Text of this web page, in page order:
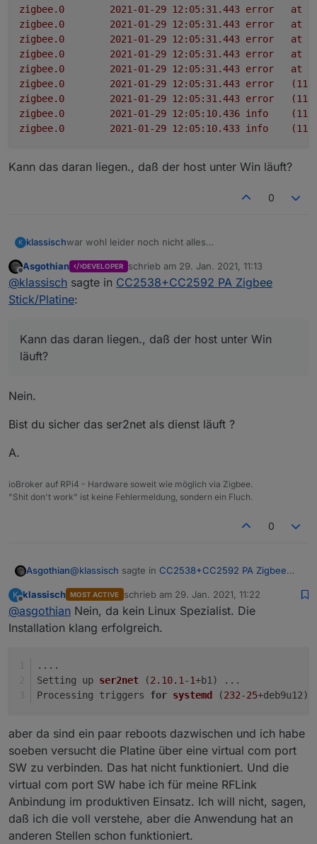
zigbee.0
error at
zigbee.0
error at
zigbee.0
error at
zigbee.0
error at
zigbee.0
error at
zigbee.0
error
zigbee.0
error
zigbee.0
info
zigbee.0
info
Kann das daran liegen., daß der host unter Win läuft?
0
K klassischwar wohl leider noch nicht alles
zigbee.0	2021-01-29 12:05:41.445
zigbee.0	2021-01-29 12:05:41.444
zigbee.0	2021-01-29 12:05:31.443
zigbee.0	2021-01-29 12:05:31.443
Offline
Asgothian DEVELOPER schrieb am 29. Jan. 2021, 11:13
zuletzt editiert von
@klassisch sagte in CC2538+CC2592 PA Zigbee
Stick/Platine:
Kann das daran liegen., daß der host unter Win
läuft?
Nein.
Bist du sicher das ser2net als dienst läuft ?
A.
ioBroker auf RPi4 - Hardware soweit wie möglich via Zigbee.
"Shit don't work" ist keine Fehlermeldung, sondern ein Fluch.
0
Asgothian@klassisch sagte in CC2538+CC2592 PA Zigbee
Kann das daran liegen., daß der host unter Win
Nein.
A.
K
Offline
klassisch MOST ACTIVE schrieb am 29. Jan. 2021, 11:22
zuletzt editiert von
@asgothian Nein, da kein Linux Spezialist. Die
Installation klang erfolgreich.
....
Setting up ser2net (2.10.1 -1+b1)
...
Processing triggers for systemd (232-25+deb9u12)
aber da sind ein paar reboots dazwischen und ich habe
soeben versucht die Platine über eine virtual com port
SW zu verbinden. Das hat nicht funktioniert. Und die
virtual com port SW habe ich für meine RFLink
Anbindung im produktiven Einsatz. Ich will nicht, sagen,
daß ich die voll verstehe, aber die Anwendung hat an
anderen Stellen schon funktioniert.